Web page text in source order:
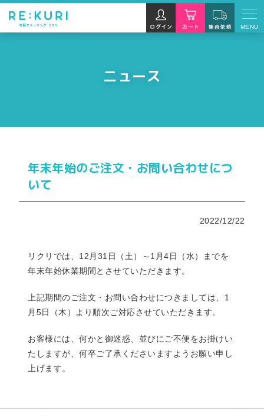
MENU
ニュース
年末年始のご注文・お問い合わせにつ
いて
2022/12/22
リクリでは、12月31日（土）～1月4日（水）までを
年末年始休業期間とさせていただきます。
上記期間のご注文・お問い合わせにつきましては、1
月5日（木）より順次ご対応させていただきます。
お客様には、何かと御迷惑、並びにご不便をお掛けい
たしますが、何卒ご了承くださいますようお願い申し
上げます。